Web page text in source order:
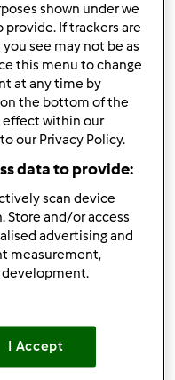
fiz o iogurte e ficou
durante quanto
shown under we
provide. If trackers are
see may not be as
this menu to change
at any time by
the bottom of the
effect within our
our Privacy Policy.
data to provide:
scan device
and/or access
advertising and
measurement,
development.
I Accept